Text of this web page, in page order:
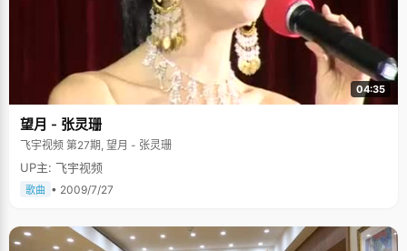
04:35
望月 - 张灵珊
飞宇视频 第27期, 望月 - 张灵珊
UP主: 飞宇视频
歌曲 • 2009/7/27